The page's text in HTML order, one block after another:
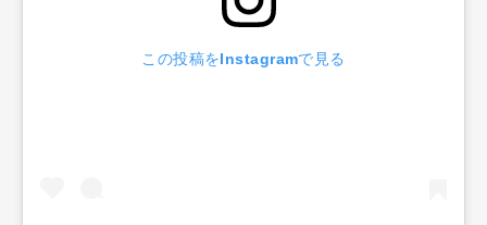
この投稿をInstagramで見る